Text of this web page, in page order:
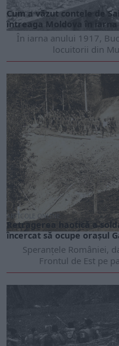
ARTICOLE ONLINE
Cum a văzut contele de
întreaga Moldova în iarna
În iarna anului 1917,
locuitorii din
ARTICOLE ONLINE
Retragerea haotică a
încercat să ocupe orașul
Speranțele României,
Frontul de Est pe